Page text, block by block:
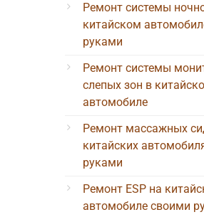
Ремонт системы
китайском
руками
Ремонт системы
слепых зон в
автомобиле
Ремонт массажных
китайских
руками
Ремонт ESP на
автомобиле своими